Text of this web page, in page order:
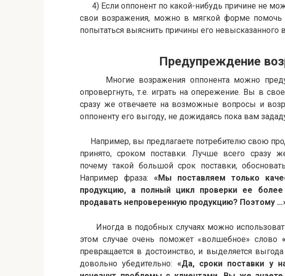
4) Если оппонент по какой-нибудь причине не
свои возражения, можно в мягкой форме помочь
попытаться выяснить причины его невысказанного
Предупреждение
Многие возражения оппонента можно
опровергнуть, т.е. играть на опережение. Вы в
сразу же отвечаете на возможные вопросы и
оппоненту его выгоду, не дожидаясь пока вам
Например, вы предлагаете потребителю свою
принято, сроком поставки. Лучше всего сразу
почему такой большой срок поставки,
Например фраза: «Мы поставляем только
продукцию, а полный цикл проверки ее
продавать непроверенную продукцию? Поэтому
Иногда в подобных случаях можно
этом случае очень поможет «волшебное» слово
превращается в достоинство, и выделяется
довольно убедительно: «Да, сроки поставки у